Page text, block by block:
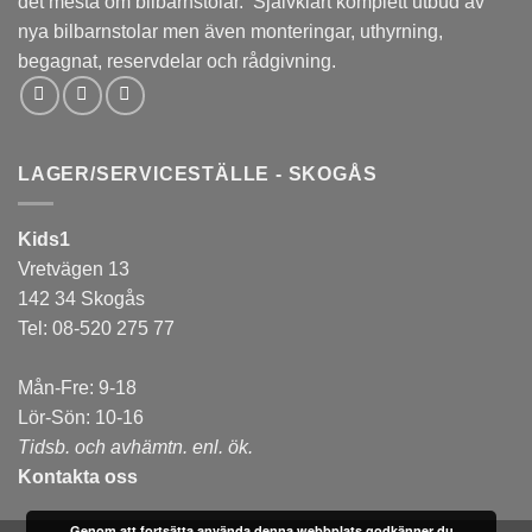
nya bilbarnstolar men även monteringar, uthyrning,
begagnat, reservdelar och rådgivning.
LAGER/SERVICESTÄLLE - SKOGÅS
Kids1
Vretvägen 13
142 34 Skogås
Tel: 08-520 275 77
Mån-Fre: 9-18
Lör-Sön: 10-16
Tidsb. och avhämtn. enl. ök.
Kontakta oss